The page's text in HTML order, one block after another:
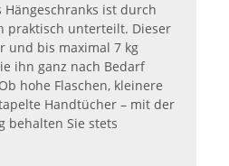
ist durch
praktisch unterteilt. Dieser
und bis maximal 7 kg
ihn ganz nach Bedarf
hohe Flaschen, kleinere
Handtücher – mit der
behalten Sie stets